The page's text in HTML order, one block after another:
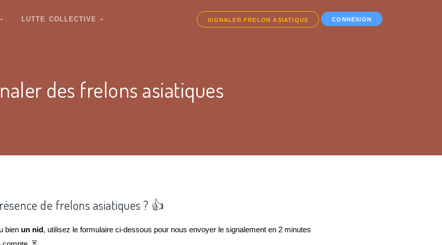
LUTTE COLLECTIVE SIGNALER FRELON ASIATIQUE CONNEXION
des frelons asiatiques
de frelons asiatiques ? 👍
bien un nid, utilisez le formulaire ci-dessous pour nous envoyer le signalement en 2 minutes